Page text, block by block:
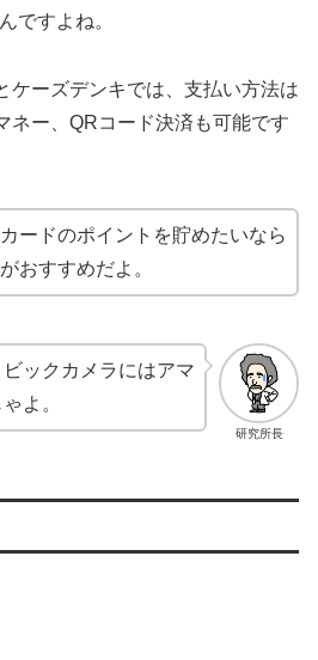
ですよね。
ケーズデンキでは、支払い方法は
ネー、QRコード決済も可能です
ードのポイントを貯めたいなら
おすすめだよ。
研究所長
ックカメラにはアマ
よ。